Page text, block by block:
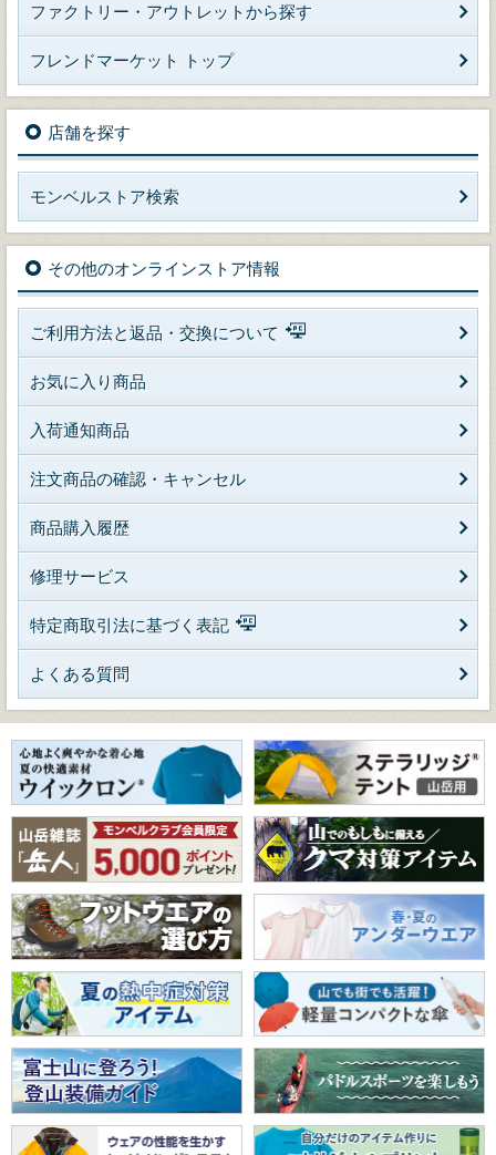
ファクトリー・アウトレットから探す
フレンドマーケット トップ
店舗を探す
モンベルストア検索
その他のオンラインストア情報
ご利用方法と返品・交換について
お気に入り商品
入荷通知商品
注文商品の確認・キャンセル
商品購入履歴
修理サービス
特定商取引法に基づく表記
よくある質問